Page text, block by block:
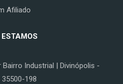
Afiliado
ESTAMOS
Bairro Industrial | Divinópolis -
35500-198